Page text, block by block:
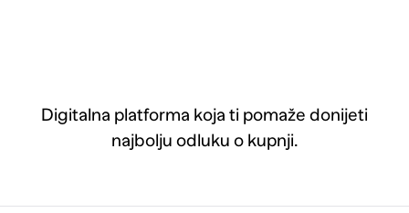
Digitalna platforma koja ti pomaže donijeti
najbolju odluku o kupnji.